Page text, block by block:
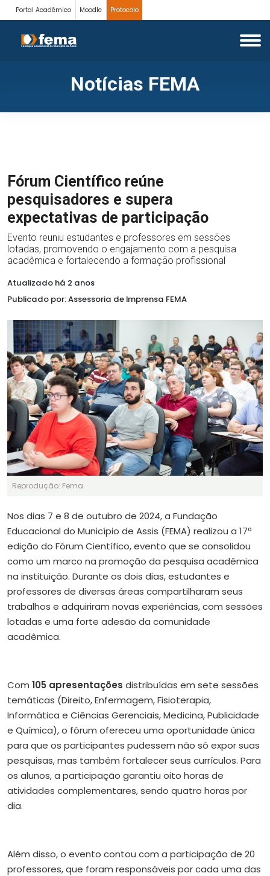
Portal Acadêmico Moodle Protocolo
Notícias FEMA
Fórum Científico reúne
pesquisadores e supera
expectativas de participação
Evento reuniu estudantes e professores em sessões
lotadas, promovendo o engajamento com a pesquisa
acadêmica e fortalecendo a formação profissional
Atualizado há 2 anos
Publicado por: Assessoria de Imprensa FEMA
Reprodução: Fema
Nos dias 7 e 8 de outubro de 2024, a Fundação
Educacional do Município de Assis (FEMA) realizou a 17ª
edição do Fórum Científico, evento que se consolidou
como um marco na promoção da pesquisa acadêmica
na instituição. Durante os dois dias, estudantes e
professores de diversas áreas compartilharam seus
trabalhos e adquiriram novas experiências, com sessões
lotadas e uma forte adesão da comunidade
acadêmica.
Com 105 apresentações distribuídas em sete sessões
temáticas (Direito, Enfermagem, Fisioterapia,
Informática e Ciências Gerenciais, Medicina, Publicidade
e Química), o fórum ofereceu uma oportunidade única
para que os participantes pudessem não só expor suas
pesquisas, mas também fortalecer seus currículos. Para
os alunos, a participação garantiu oito horas de
atividades complementares, sendo quatro horas por
dia.
Além disso, o evento contou com a participação de 20
professores, que foram responsáveis por cada uma das